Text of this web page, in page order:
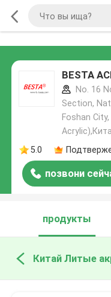
BESTA
No. 16
Section,
Foshan
5.0
позвони
продукты
Китай Литые